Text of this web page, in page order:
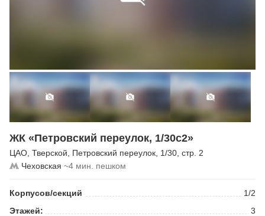
ЖК «Петровский переулок, 1/30с2»
ЦАО Тверской Петровский переулок , 1/30, стр. 2
Чеховская ~4 мин. пешком
Корпусов/секций
1/2
Этажей:
3